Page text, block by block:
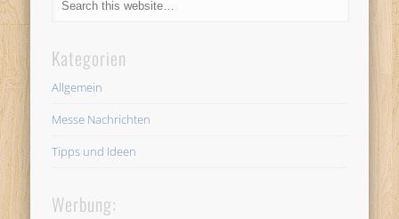
Kategorien
Allgemein
Messe Nachrichten
Tipps und Ideen
Werbung: